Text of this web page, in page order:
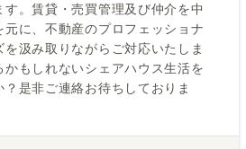
す。賃貸・売買管理及び仲介を中
に、不動産のプロフェッショナ
汲み取りながらご対応いたしま
もしれないシェアハウス生活を
是非ご連絡お待ちしておりま